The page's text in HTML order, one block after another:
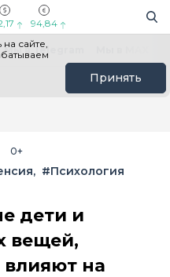
94,84
на сайте,
Принять
Мы в Telegram
0+
#Психология
дети и
вещей,
на